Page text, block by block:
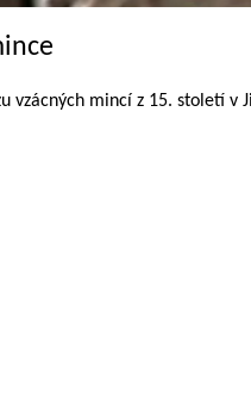
vzácných mincí z 15. století